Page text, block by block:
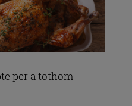
per a tothom